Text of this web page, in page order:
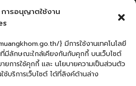
ารอนุญาตใช้งาน
} มีการใช้งานเทคโนโลยี
มีลักษณะใกล้เคียงกันกับคุกกี้ บนเว็บไซต์
ยการใช้คุกกี้ และ นโยบายความเป็นส่วนตัว
บริการเว็บไซต์ ได้ที่ลิงค์ด้านล่าง